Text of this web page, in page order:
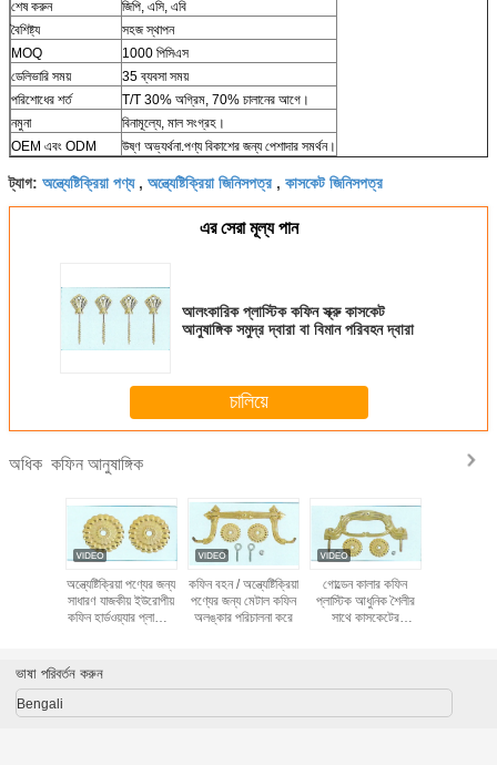
শেষ করুন
জিপি, এসি, এবি
বৈশিষ্ট্য
সহজ স্থাপন
MOQ
1000 পিসিএস
ডেলিভারি সময়
35 ব্যবসা সময়
পরিশোধের শর্ত
T/T 30% অগ্রিম, 70% চালানের আগে।
নমুনা
বিনামূল্যে, মাল সংগ্রহ।
OEM এবং ODM
উষ্ণ অভ্যর্থনা.পণ্য বিকাশের জন্য পেশাদার সমর্থন।
ট্যাগ: অন্ত্যেষ্টিক্রিয়া পণ্য, অন্ত্যেষ্টিক্রিয়া জিনিসপত্র , কাসকেট জিনিসপত্র
এর সেরা মূল্য পান
আলংকারিক প্লাস্টিক কফিন স্ক্রু কাসকেট
আনুষাঙ্গিক সমুদ্র দ্বারা বা বিমান পরিবহন দ্বারা
চালিয়ে
অধিক কফিন আনুষাঙ্গিক
অন্ত্যেষ্টিক্রিয়া পণ্যের জন্য
সাধারণ যাজকীয় ইউরোপীয়
কফিন হার্ডওয়্যার প্লাস্টিক
কফিন বহন / অন্ত্যেষ্টিক্রিয়া
পণ্যের জন্য মেটাল কফিন
অলঙ্কার পরিচালনা করে
গোল্ডেন কালার কফিন
প্লাস্টিক আধুনিক শৈলীর
সাথে কাসকেটের
ভাষা পরিবর্তন করুন
Bengali